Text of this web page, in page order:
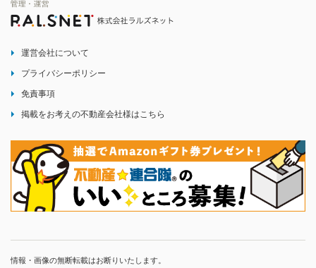
運営会社について
プライバシーポリシー
免責事項
掲載をお考えの不動産会社様はこちら
情報・画像の無断転載はお断りいたします。